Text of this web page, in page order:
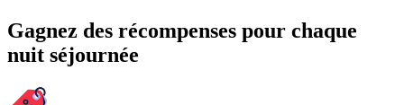
Gagnez des récompenses pour chaque
nuit séjournée